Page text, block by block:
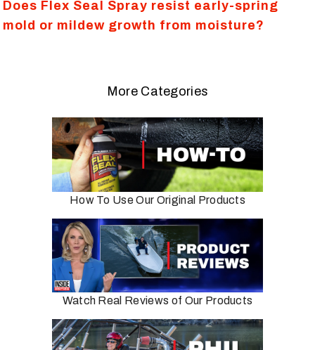
Does Flex Seal Spray resist early-spring
mold or mildew growth from moisture?
More Categories
How To Use Our Original Products
Watch Real Reviews of Our Products